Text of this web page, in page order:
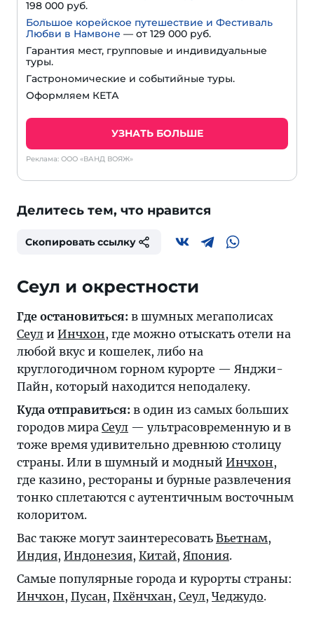
198 000 руб.
Большое корейское путешествие и Фестиваль
Любви в Намвоне — от 129 000 руб.
Гарантия мест, групповые и индивидуальные
туры.
Гастрономические и событийные туры.
Оформляем КЕТА
УЗНАТЬ БОЛЬШЕ
Реклама: ООО «ВАНД ВОЯЖ»
Делитесь тем, что нравится
Скопировать ссылку
Сеул и окрестности
Где остановиться: в шумных мегаполисах
Сеул и Инчхон, где можно отыскать отели на
любой вкус и кошелек, либо на
круглогодичном горном курорте — Янджи-
Пайн, который находится неподалеку.
Куда отправиться: в один из самых больших
городов мира Сеул — ультрасовременную и в
тоже время удивительно древнюю столицу
страны. Или в шумный и модный Инчхон,
где казино, рестораны и бурные развлечения
тонко сплетаются с аутентичным восточным
колоритом.
Вас также могут заинтересовать Вьетнам,
Индия, Индонезия, Китай, Япония.
Самые популярные города и курорты страны:
Инчхон, Пусан, Пхёнчхан, Сеул, Чеджудо.